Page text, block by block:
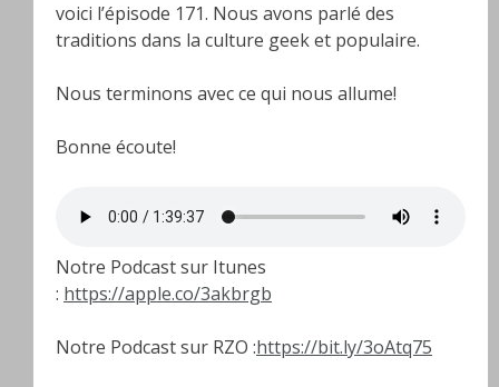
voici l’épisode 171. Nous avons parlé des
traditions dans la culture geek et populaire.
Nous terminons avec ce qui nous allume!
Bonne écoute!
Notre Podcast sur Itunes
: https://apple.co/3akbrgb
Notre Podcast sur RZO :https://bit.ly/3oAtq75